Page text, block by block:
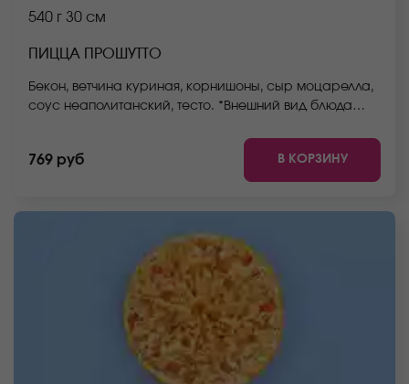
540 г 30 см
ПИЦЦА ПРОШУТТО
Бекон, ветчина куриная, корнишоны, сыр моцарелла,
соус неаполитанский, тесто. *Внешний вид блюда
769 руб В КОРЗИНУ